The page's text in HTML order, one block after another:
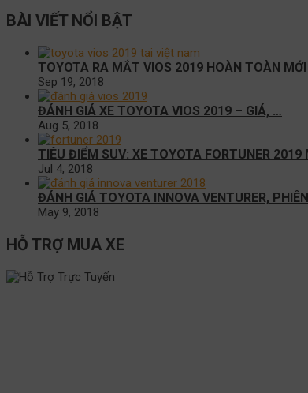
BÀI VIẾT NỔI BẬT
TOYOTA RA MẮT VIOS 2019 HOÀN TOÀN
Sep 19, 2018
ĐÁNH GIÁ XE TOYOTA VIOS 2019 – GIÁ, …
Aug 5, 2018
TIÊU ĐIỂM SUV: XE TOYOTA FORTUNER 2019
Jul 4, 2018
ĐÁNH GIÁ TOYOTA INNOVA VENTURER,
May 9, 2018
HỖ TRỢ MUA XE